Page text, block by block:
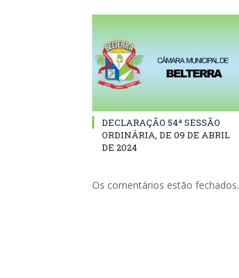
DECLARAÇÃO 54ª SESSÃO
ORDINÁRIA, DE 09 DE ABRIL
DE 2024
Os comentários estão fechados.